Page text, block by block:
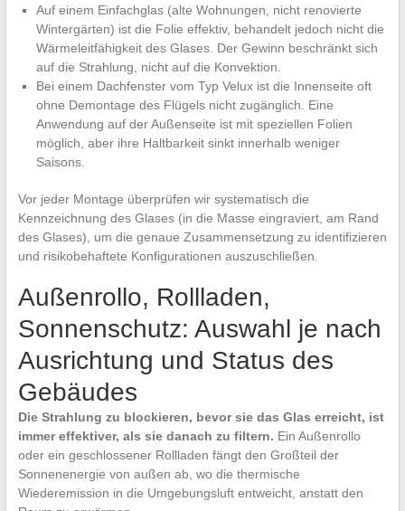
Auf einem Einfachglas (alte Wohnungen, nicht renovierte
Wintergärten) ist die Folie effektiv, behandelt jedoch nicht die
Wärmeleitfähigkeit des Glases. Der Gewinn beschränkt sich
auf die Strahlung, nicht auf die Konvektion.
Bei einem Dachfenster vom Typ Velux ist die Innenseite oft
ohne Demontage des Flügels nicht zugänglich. Eine
Anwendung auf der Außenseite ist mit speziellen Folien
möglich, aber ihre Haltbarkeit sinkt innerhalb weniger
Saisons.
Vor jeder Montage überprüfen wir systematisch die
Kennzeichnung des Glases (in die Masse eingraviert, am Rand
des Glases), um die genaue Zusammensetzung zu identifizieren
und risikobehaftete Konfigurationen auszuschließen.
Außenrollo, Rollladen,
Sonnenschutz: Auswahl je nach
Ausrichtung und Status des
Gebäudes
Die Strahlung zu blockieren, bevor sie das Glas erreicht, ist
immer effektiver, als sie danach zu filtern. Ein Außenrollo
oder ein geschlossener Rollladen fängt den Großteil der
Sonnenenergie von außen ab, wo die thermische
Wiederemission in die Umgebungsluft entweicht, anstatt den